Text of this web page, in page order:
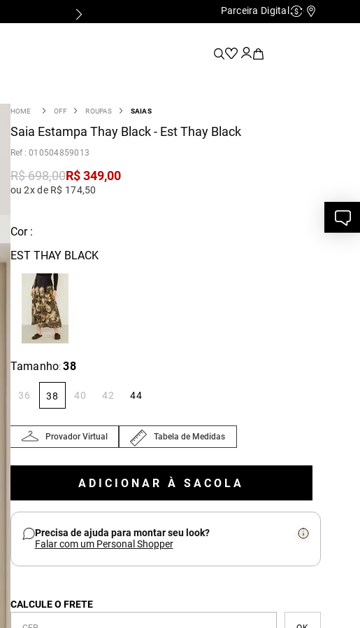
Parceira Digital Cashback
OFF ROUPAS SAIAS
Saia Estampa Thay Black - Est Thay Black
:010504859013
R$698,00R$ 349,00
ou 2x de R$ 174,50
Cor :
EST THAY BLACK
Tamanho: 38
36 38 40 42 44
Provador Virtual Tabela de Medidas
ADICIONAR À SACOLA
Precisa de ajuda para montar seu look?
Falar com um Personal Shopper
CALCULE O FRETE